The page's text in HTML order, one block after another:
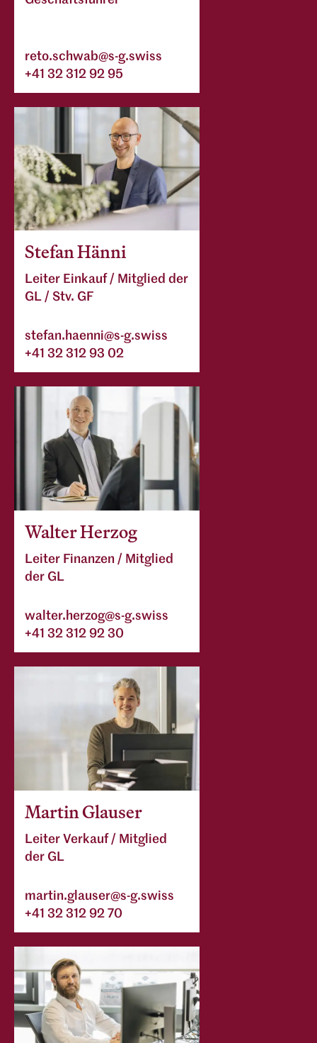
reto.schwab@s-g.swiss
+41 32 312 92 95
Stefan Hänni
Leiter Einkauf / Mitglied der
GL / Stv. GF
stefan.haenni@s-g.swiss
+41 32 312 93 02
Walter Herzog
Leiter Finanzen / Mitglied
der GL
walter.herzog@s-g.swiss
+41 32 312 92 30
Martin Glauser
Leiter Verkauf / Mitglied
der GL
martin.glauser@s-g.swiss
+41 32 312 92 70